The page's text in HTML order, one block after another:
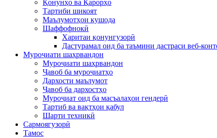
Қонунҳо ва Қарорҳо
Тартиби шикоят
Маълумотҳои кушода
Шаффофнокӣ
Харитаи қонунгузорӣ
Дастурамал оид ба таъмини дастраси веб-
Муроҷиати шаҳрвандон
Муроҷиати шаҳрвандон
Ҷавоб ба муроҷиатҳо
Дархости маълумот
Ҷавоб ба дархостҳо
Муроҷиат оид ба масъалаҳои гендерӣ
Тартиб ва вақтҳои қабул
Шарти техникӣ
Сармоягузорӣ
Тамос